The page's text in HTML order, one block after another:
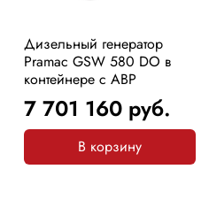
Дизельный генератор
Pramac GSW 580 DO в
контейнере с АВР
7 701 160 руб.
В корзину